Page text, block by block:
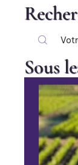
Sous